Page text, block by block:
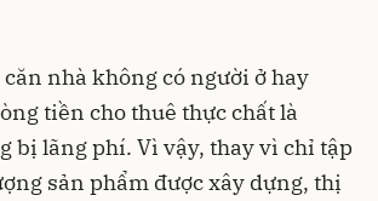
nhà không có người ở hay
tiền cho thuê thực chất là
bị lãng phí. Vì vậy, thay vì chỉ tập
sản phẩm được xây dựng, thị